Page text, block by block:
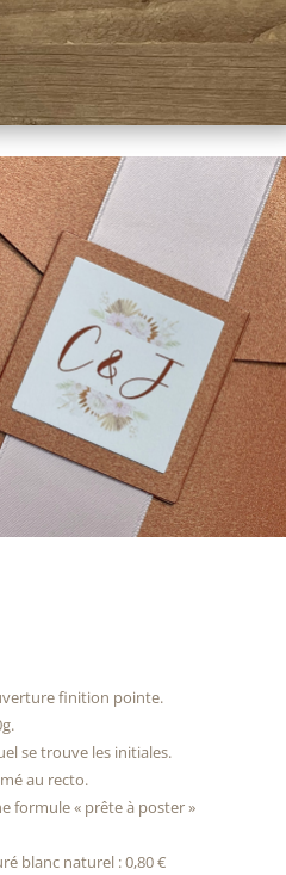
finition pointe.
se trouve les initiales.
au recto.
formule « prête à poster »
blanc naturel : 0,80 €